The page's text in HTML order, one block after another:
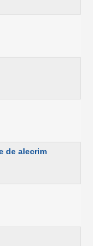
de alecrim